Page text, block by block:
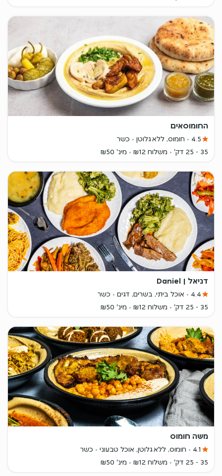
החומוסאים
4.5 חומוס, ללא גלוטן
כשר
35 - 25 דק'
משלוח ₪12 מינ' ₪50
דניאל | Daniel
4.4 אוכל ביתי, בשרים, דגים
כשר
35 - 25 דק'
משלוח ₪12 מינ' ₪50
משה חומוס
4.1 חומוס, ללא גלוטן, אוכל טבעוני
כשר
35 - 25 דק'
משלוח ₪12 מינ' ₪50